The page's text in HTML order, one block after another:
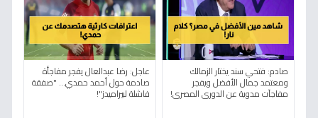
صادم: فتحي سند يختار الزمالك
ومعتمد جمال الأفضل ويفجر
مفاجآت مدوية عن الدوري المصري!
عاجل: رضا عبدالعال يفجر مفاجأة
صادمة حول أحمد حمدي... "صفقة
فاشلة لبيراميدز"!